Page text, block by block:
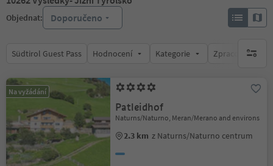
Objednat: Doporučeno
Südtirol Guest Pass Hodnocení Kategorie Zpracovávábrak
Na vyžádání
Patleidhof
Naturns/Naturno, Meran/Merano and environs
2.3 km z Naturns/Naturno centrum